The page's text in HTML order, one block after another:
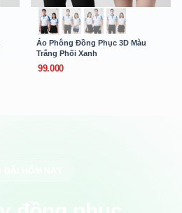
Áo Phông Đồng Phục 3D Màu
Trắng Phối Xanh
99.000